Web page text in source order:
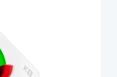
vážně, proto nabízíme
plastu. Karty s 85%
postupně
recyklovaného